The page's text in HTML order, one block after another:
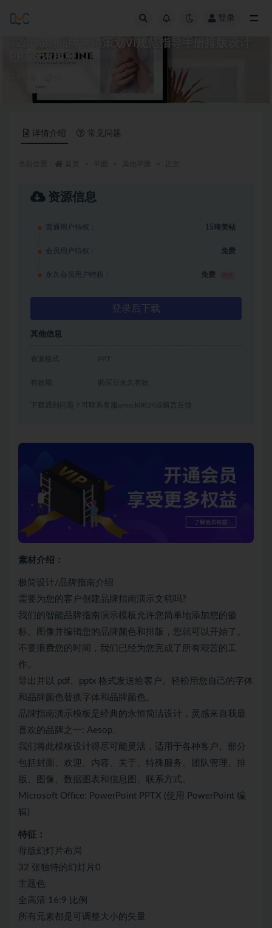
登录
32页简约品牌营销策划VI规范指导手册排版设计
PPT演示模板
详情介绍 常见问题
资源信息
普通用户特权： 15琦美钻
会员用户特权： 免费
永久会员用户特权： 免费
登录后下载
其他信息
资源格式
有效期 购买后永久有效
下载遇到问题？可联系客服qmsck0824或留言反馈
素材介绍：
极简设计/品牌指南介绍
需要为您的客户创建品牌指南演示文稿吗?
我们的智能品牌指南演示模板允许您简单地添加您的徽
标、图像并编辑您的品牌颜色和排版，您就可以开始了。
不要浪费您的时间，我们已经为您完成了所有艰苦的工
作。
导出并以 pdf、pptx 格式发送给客户。轻松用您自己的字体
和品牌颜色替换字体和品牌颜色。
品牌指南演示模板是经典的永恒简洁设计，灵感来自我最
喜欢的品牌之一: Aesop。
我们将此模板设计得尽可能灵活，适用于各种客户。部分
包括封面、欢迎、内容、关于、特殊服务、团队管理、排
版、图像、数据图表和信息图、联系方式。
Microsoft Office: PowerPoint PPTX (使用 PowerPoint 编
辑)
特征：
母版幻灯片布局
32 张独特的幻灯片0
主题色
全高清 16:9 比例
所有元素都是可调整大小的矢量